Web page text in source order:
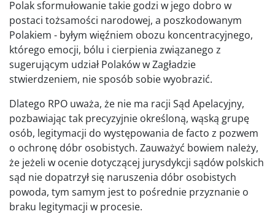
Polak sformułowanie takie godzi w jego dobro w
postaci tożsamości narodowej, a poszkodowanym
Polakiem - byłym więźniem obozu koncentracyjnego,
którego emocji, bólu i cierpienia związanego z
sugerującym udział Polaków w Zagładzie
stwierdzeniem, nie sposób sobie wyobrazić.
Dlatego RPO uważa, że nie ma racji Sąd Apelacyjny,
pozbawiając tak precyzyjnie określoną, wąską grupę
osób, legitymacji do występowania de facto z pozwem
o ochronę dóbr osobistych. Zauważyć bowiem należy,
że jeżeli w ocenie dotyczącej jurysdykcji sądów polskich
sąd nie dopatrzył się naruszenia dóbr osobistych
powoda, tym samym jest to pośrednie przyznanie o
braku legitymacji w procesie.